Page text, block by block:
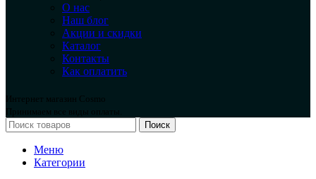
О нас
Наш блог
Акции и скидки
Каталог
Контакты
Как оплатить
Интернет магазин Cosmo
Принимаем все виды оплаты.
Поиск
Меню
Категории